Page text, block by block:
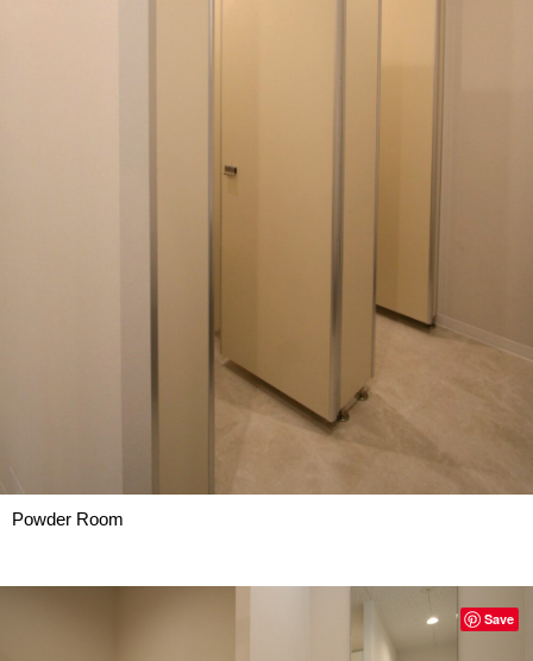
Powder Room
Save